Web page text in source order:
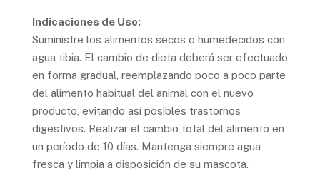
Indicaciones de Uso:
Suministre los alimentos secos o humedecidos con
agua tibia. El cambio de dieta deberá ser efectuado
en forma gradual, reemplazando poco a poco parte
del alimento habitual del animal con el nuevo
producto, evitando así posibles trastornos
digestivos. Realizar el cambio total del alimento en
un período de 10 días. Mantenga siempre agua
fresca y limpia a disposición de su mascota.